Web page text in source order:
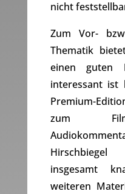
nicht
Zum Vor-
Thematik
einen guten
interessant
Premium-
zum
insgesamt
weiteren